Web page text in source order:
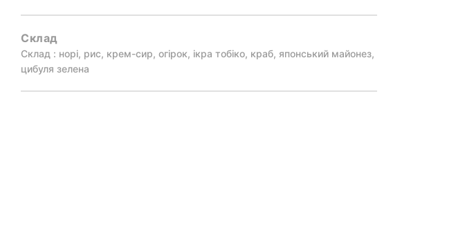
Склад
Склад : норі, рис, крем-сир, огірок, ікра тобіко, краб, японський майонез,
цибуля зелена